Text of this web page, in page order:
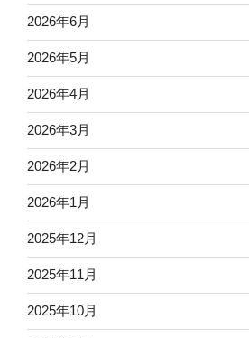
2026年6月
2026年5月
2026年4月
2026年3月
2026年2月
2026年1月
2025年12月
2025年11月
2025年10月